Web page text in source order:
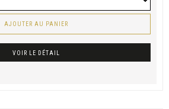
AJOUTER AU PANIER
VOIR LE DÉTAIL